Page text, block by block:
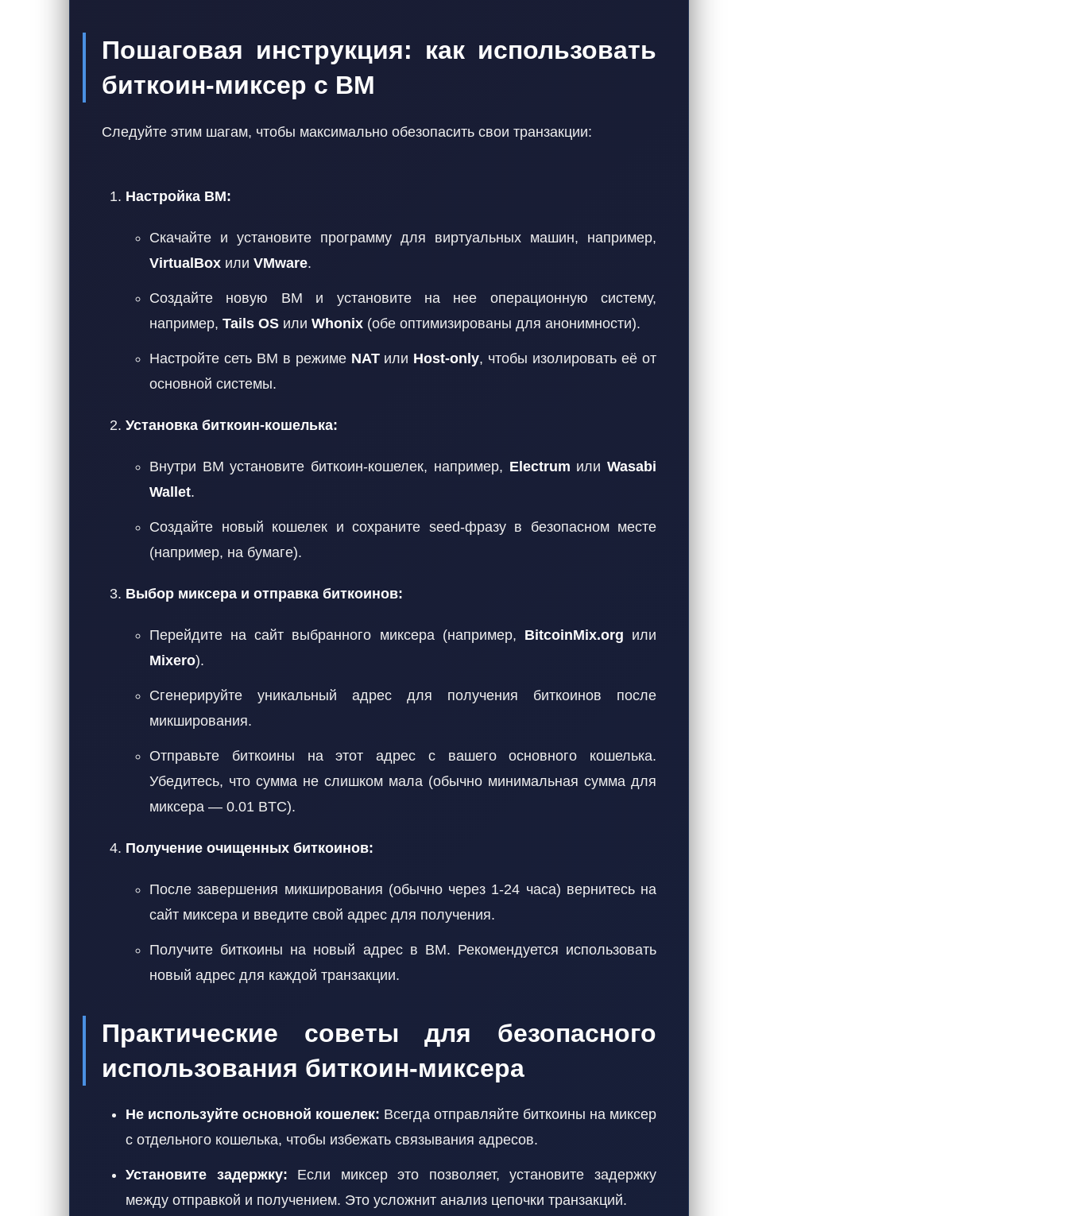
Пошаговая инструкция: как использовать
биткоин-миксер с ВМ
Следуйте этим шагам, чтобы максимально обезопасить свои транзакции:
Настройка ВМ:
Скачайте и установите программу для виртуальных машин, например,
VirtualBox или VMware.
Создайте новую ВМ и установите на нее операционную систему,
например, Tails OS или Whonix (обе оптимизированы для анонимности).
Настройте сеть ВМ в режиме NATили Host-only, чтобы изолировать её от
основной системы.
Установка биткоин-кошелька:
Внутри ВМ установите биткоин-кошелек, например, Electrum илиWasabi
Wallet.
Создайте новый кошелек и сохраните seed-фразу в безопасном месте
(например, на бумаге).
Выбор миксера и отправка биткоинов:
Перейдите на сайт выбранного миксера (например, BitcoinMix.org или
Mixero).
Сгенерируйте уникальный адрес для получения биткоинов после
микширования.
Отправьте биткоины на этот адрес с вашего основного кошелька.
Убедитесь, что сумма не слишком мала (обычно минимальная сумма для
миксера — 0.01 BTC).
Получение очищенных биткоинов:
После завершения микширования (обычно через 1-24 часа) вернитесь на
сайт миксера и введите свой адрес для получения.
Получите биткоины на новый адрес в ВМ. Рекомендуется использовать
новый адрес для каждой транзакции.
Практические советы для безопасного
использования биткоин-миксера
Не используйте основной кошелек: Всегда отправляйте биткоины на миксер
с отдельного кошелька, чтобы избежать связывания адресов.
Установите задержку: Если миксер это позволяет, установите задержку
между отправкой и получением. Это усложнит анализ цепочки транзакций.